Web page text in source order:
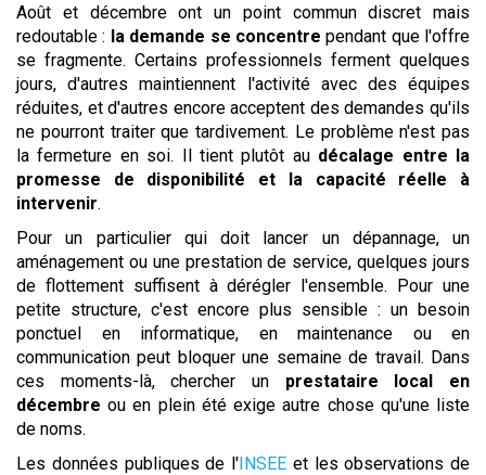
Août et décembre ont un point commun discret mais
redoutable : la demande se concentre pendant que l'offre
se fragmente. Certains professionnels ferment quelques
jours, d'autres maintiennent l'activité avec des équipes
réduites, et d'autres encore acceptent des demandes qu'ils
ne pourront traiter que tardivement. Le problème n'est pas
la fermeture en soi. Il tient plutôt au décalage entre la
promesse de disponibilité et la capacité réelle à
intervenir.
Pour un particulier qui doit lancer un dépannage, un
aménagement ou une prestation de service, quelques jours
de flottement suffisent à dérégler l'ensemble. Pour une
petite structure, c'est encore plus sensible : un besoin
ponctuel en informatique, en maintenance ou en
communication peut bloquer une semaine de travail. Dans
ces moments-là, chercher un prestataire local en
décembre ou en plein été exige autre chose qu'une liste
de noms.
Les données publiques de l'INSEE et les observations de